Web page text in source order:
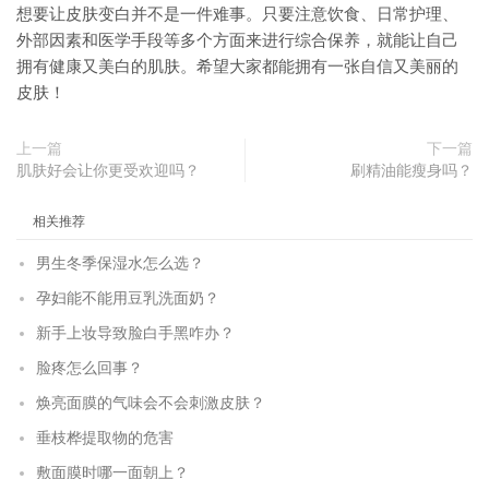
想要让皮肤变白并不是一件难事。只要注意饮食、日常护理、
外部因素和医学手段等多个方面来进行综合保养，就能让自己
拥有健康又美白的肌肤。希望大家都能拥有一张自信又美丽的
皮肤！
上一篇
肌肤好会让你更受欢迎吗？
下一篇
刷精油能瘦身吗？
相关推荐
男生冬季保湿水怎么选？
孕妇能不能用豆乳洗面奶？
新手上妆导致脸白手黑咋办？
脸疼怎么回事？
焕亮面膜的气味会不会刺激皮肤？
垂枝桦提取物的危害
敷面膜时哪一面朝上？